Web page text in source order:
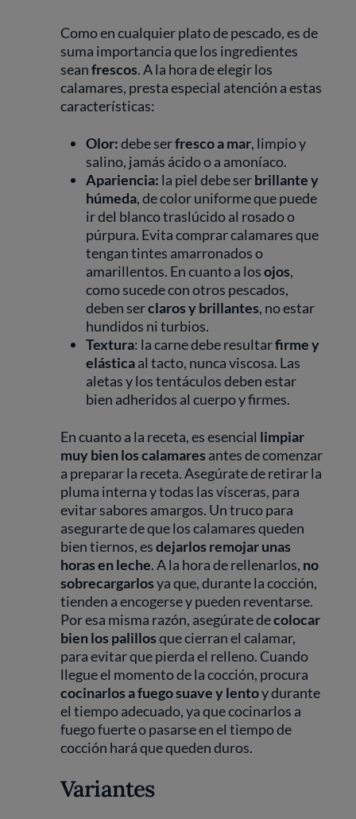
Como en cualquier plato de pescado, es de
suma importancia que los ingredientes
seanfrescos. A la hora de elegir los
calamares, presta especial atención a estas
características:
Olor:debe serfresco a mar, limpio y
salino, jamás ácido o a amoníaco.
Apariencia: la piel debe serbrillante y
húmeda, de color uniforme que puede
ir del blanco traslúcido al rosado o
púrpura. Evita comprar calamares que
tengan tintes amarronados o
amarillentos. En cuanto a losojos,
como sucede con otros pescados,
deben serclaros y brillantes, no estar
hundidos ni turbios.
Textura: la carne debe resultarfirme y
elásticaal tacto, nunca viscosa. Las
aletas y los tentáculos deben estar
bien adheridos al cuerpo y firmes.
En cuanto a la receta, es esencial limpiar
muy bien los calamares antes de comenzar
a preparar la receta. Asegúrate de retirar la
pluma interna y todas las vísceras, para
evitar sabores amargos. Un truco para
asegurarte de que los calamares queden
bien tiernos, esdejarlos remojar unas
horas en leche. A la hora de rellenarlos, no
sobrecargarlosya que, durante la cocción,
tienden a encogerse y pueden reventarse.
Por esa misma razón, asegúrate decolocar
bien los palillosque cierran el calamar,
para evitar que pierda el relleno. Cuando
llegue el momento de la cocción, procura
cocinarlos a fuego suave y lentoy durante
el tiempo adecuado, ya que cocinarlos a
fuego fuerte o pasarse en el tiempo de
cocción hará que queden duros.
Variantes